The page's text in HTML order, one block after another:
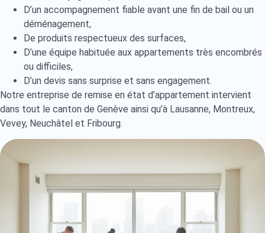
D’un accompagnement fiable avant une fin de bail ou un
déménagement,
De produits respectueux des surfaces,
D’une équipe habituée aux appartements très encombrés
ou difficiles,
D’un devis sans surprise et sans engagement.
Notre entreprise de remise en état d’appartement intervient
dans tout le canton de Genève ainsi qu’à Lausanne, Montreux,
Vevey, Neuchâtel et Fribourg.